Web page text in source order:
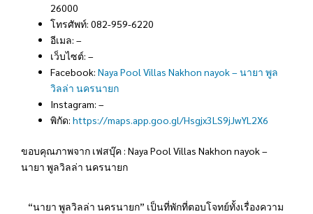
26000
โทรศัพท์: 082-959-6220
อีเมล: –
เว็บไซต์: –
Facebook: Naya Pool Villas Nakhon nayok – นายา พูล
วิลล่า นครนายก
Instagram: –
พิกัด: https://maps.app.goo.gl/Hsgjx3LS9jJwYL2X6
ขอบคุณภาพจาก เฟสบุ๊ค : Naya Pool Villas Nakhon nayok –
นายา พูลวิลล่า นครนายก
“นายา พูลวิลล่า นครนายก” เป็นที่พักที่ตอบโจทย์ทั้งเรื่องความ